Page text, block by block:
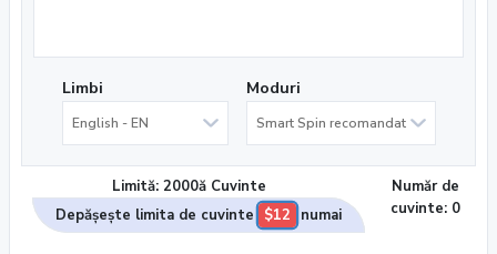
Limbi
English - EN
Moduri
Smart Spin recomandat
Limită: 2000ă Cuvinte
Depășește limita de cuvinte
$12 numai
Număr de
cuvinte: 0